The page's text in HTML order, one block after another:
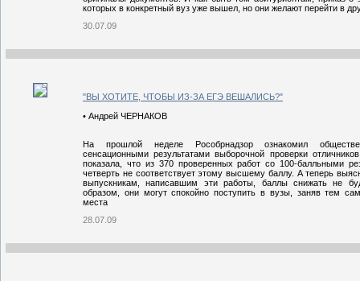
которых в конкретный вуз уже вышел, но они желают перейти в
30.07.09
"ВЫ ХОТИТЕ, ЧТОБЫ ИЗ-ЗА ЕГЭ ВЕШАЛИСЬ?"
• Андрей ЧЕРНАКОВ
На прошлой неделе Рособрнадзор ознакомил
сенсационными результатами выборочной проверки
показала, что из 370 проверенных работ со 100-балльными
четверть не соответствует этому высшему баллу. А теперь
выпускникам, написавшим эти работы, баллы снижать не
образом, они могут спокойно поступить в вузы, заняв тем
места
28.07.09